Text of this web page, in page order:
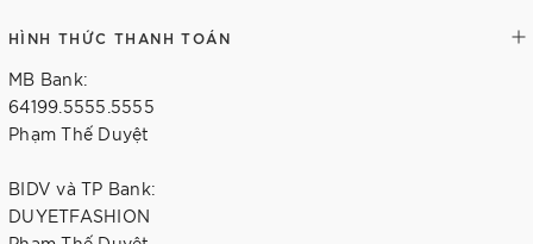
HÌNH THỨC THANH TOÁN
MB Bank:
64199.5555.5555
Phạm Thế Duyệt
BIDV và TP Bank:
DUYETFASHION